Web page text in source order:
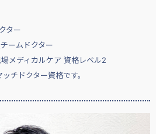
ター
ームドクター
メディカルケア 資格レベル2
チドクター資格です。